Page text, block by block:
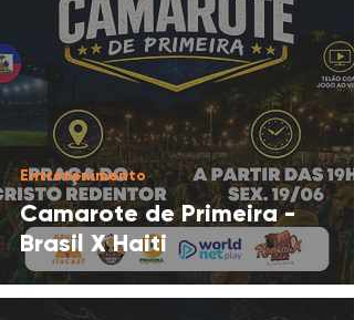
Camarote de Primeira -
Brasil X Haiti
Entretenimento